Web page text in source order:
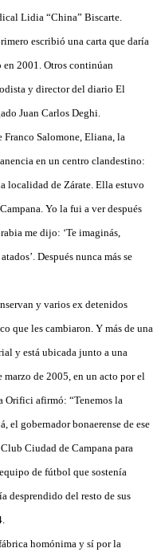
Lidia “China” Biscarte.
escribió una carta que daría
en 2001. Otros continúan
y director del diario El
Juan Carlos Deghi.
Franco Salomone, Eliana, la
en un centro clandestino:
localidad de Zárate. Ella estuvo
Yo la fui a ver después
me dijo: ‘Te imaginás,
Después nunca más se
y varios ex detenidos
que les cambiaron. Y más de una
y está ubicada junto a una
marzo de 2005, en un acto por el
Orifici afirmó: “Tenemos la
el gobernador bonaerense de ese
Ciudad de Campana para
de fútbol que sostenía
desprendido del resto de sus
homónima y sí por la